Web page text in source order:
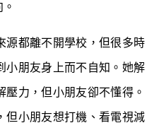
源都離不開學校，但很多時
小朋友身上而不自知。她解
力，但小朋友卻不懂得。
但小朋友想打機、看電視減